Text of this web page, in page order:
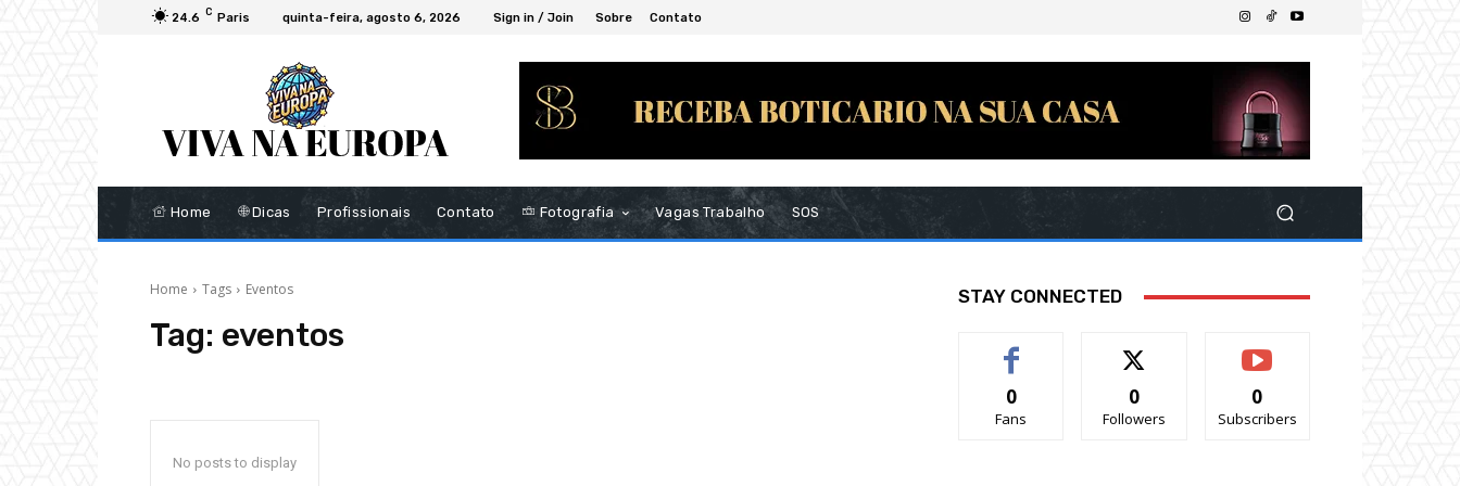
24.6 C Paris quinta-feira, agosto 6, 2026 Sign in / Join Sobre Contato
Home Dicas Profissionais Contato Fotografia Vagas Trabalho SOS
Home Tags Eventos
Tag: eventos
No posts to display
STAY CONNECTED
0
Fans
0
Followers
0
Subscribers